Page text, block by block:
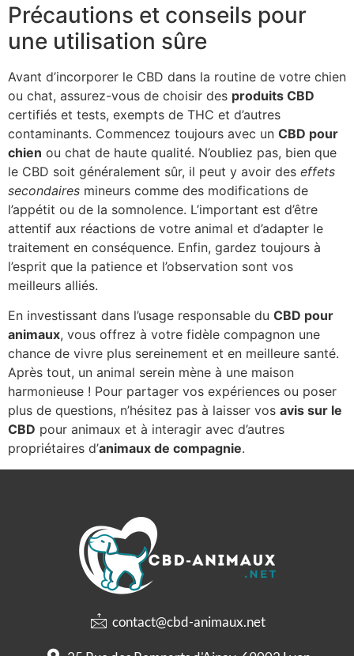
Précautions et conseils pour
une utilisation sûre
Avant d’incorporer le CBD dans la routine de votre chien
ou chat, assurez-vous de choisir des produits CBD
certifiés et tests, exempts de THC et d’autres
contaminants. Commencez toujours avec un CBD pour
chien ou chat de haute qualité. N’oubliez pas, bien que
le CBD soit généralement sûr, il peut y avoir des effets
secondaires mineurs comme des modifications de
l’appétit ou de la somnolence. L’important est d’être
attentif aux réactions de votre animal et d’adapter le
traitement en conséquence. Enfin, gardez toujours à
l’esprit que la patience et l’observation sont vos
meilleurs alliés.
En investissant dans l’usage responsable du CBD pour
animaux, vous offrez à votre fidèle compagnon une
chance de vivre plus sereinement et en meilleure santé.
Après tout, un animal serein mène à une maison
harmonieuse ! Pour partager vos expériences ou poser
plus de questions, n’hésitez pas à laisser vos avis sur le
CBD pour animaux et à interagir avec d’autres
propriétaires d’animaux de compagnie.
contact@cbd-animaux.net